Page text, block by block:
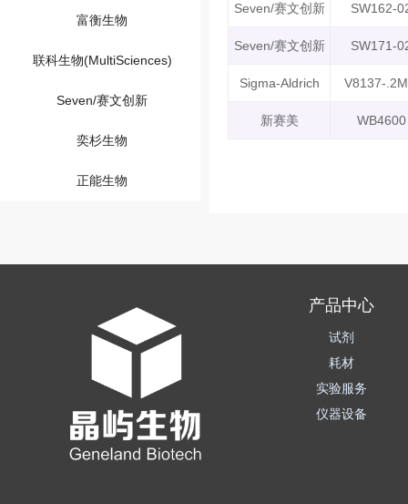
富衡生物
联科生物(MultiSciences)
Seven/赛文创新
奕杉生物
正能生物
Seven/赛文创新 SW162-
Seven/赛文创新 SW171-
Sigma-Aldrich V8137-
新赛美 WB4600
产品中心
试剂
耗材
实验服务
仪器设备